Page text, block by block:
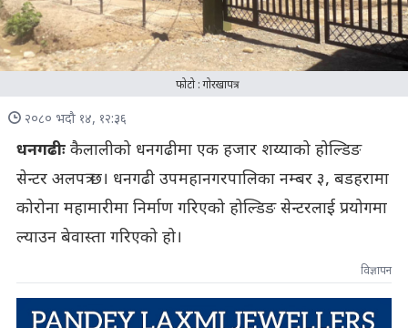
फोटो : गोरखापत्र
२०८० भदौ १४, १२:३६
धनगढीःकैलालीको धनगढीमा एक हजार शय्याको होल्डिङ
सेन्टर अलपत्र छ। धनगढी उपमहानगरपालिका नम्बर ३, बडहरामा
कोरोना महामारीमा निर्माण गरिएको होल्डिङ सेन्टरलाई प्रयोगमा
ल्याउन बेवास्ता गरिएको हो।
विज्ञापन